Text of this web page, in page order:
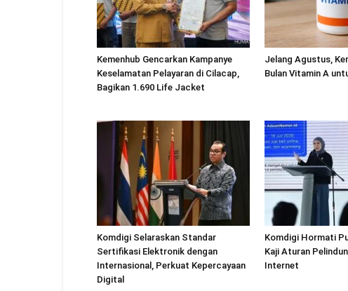
Kemenhub Gencarkan Kampanye
Keselamatan Pelayaran di Cilacap,
Bagikan 1.690 Life Jacket
Jelang Agustus,
Bulan Vitamin A
Komdigi Selaraskan Standar
Sertifikasi Elektronik dengan
Internasional, Perkuat Kepercayaan
Digital
Komdigi Hormati
Kaji Aturan
Internet